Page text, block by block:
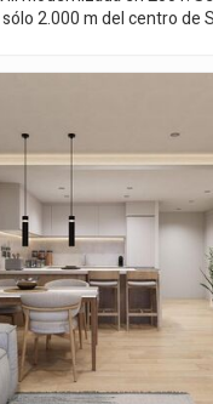
sólo 2.000 m del centro de
de St. Cebrià de Vallalta.
baños y 2 aseos. Ha sido
las ventanas son de
verde. Cercado de 5000
DO
agrícolas, dos pozos y
a 40 km de Barcelona,
hasta la finca. Es una